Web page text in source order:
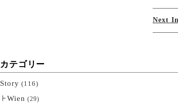
Next
カテゴリー
Story (116)
Wien (29)